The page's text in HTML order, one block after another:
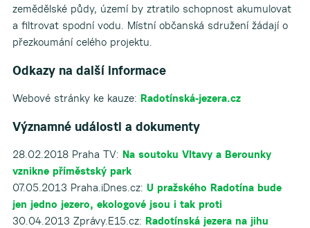
zemědělské půdy, území by ztratilo schopnost akumulovat
a filtrovat spodní vodu. Místní občanská sdružení žádají o
přezkoumání celého projektu.
Odkazy na další informace
Webové stránky ke kauze: Radotínská-jezera.cz
Významné události a dokumenty
28.02.2018 Praha TV: Na soutoku Vltavy a Berounky
vznikne příměstský park
07.05.2013 Praha.iDnes.cz: U pražského Radotína bude
jen jedno jezero, ekologové jsou i tak proti
30.04.2013 Zprávy.E15.cz: Radotínská jezera na jihu